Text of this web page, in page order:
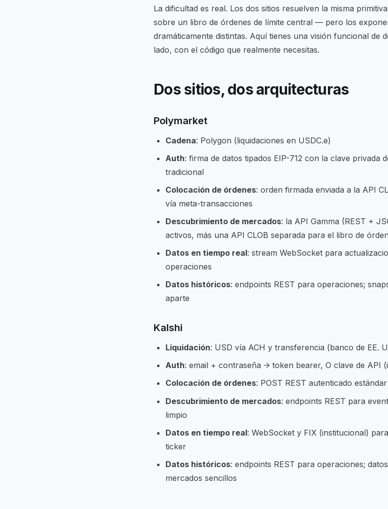
La dificultad es real. Los dos sitios resuelven la misma
sobre un libro de órdenes de límite central — pero los
dramáticamente distintas. Aquí tienes una visión funcional de
lado, con el código que realmente necesitas.
Dos sitios, dos arquitecturas
Polymarket
Cadena: Polygon (liquidaciones en USDC.e)
Auth: firma de datos tipados EIP-712 con la clave privada
tradicional
Colocación de órdenes: orden firmada enviada a la API
vía meta-transacciones
Descubrimiento de mercados: la API Gamma (REST +
activos, más una API CLOB separada para el libro de
Datos en tiempo real: stream WebSocket para
operaciones
Datos históricos: endpoints REST para operaciones;
aparte
Kalshi
Liquidación: USD vía ACH y transferencia (banco de EE.
Auth: email + contraseña → token bearer, O clave de API
Colocación de órdenes: POST REST autenticado
Descubrimiento de mercados: endpoints REST para
limpio
Datos en tiempo real: WebSocket y FIX (institucional)
ticker
Datos históricos: endpoints REST para operaciones;
mercados sencillos